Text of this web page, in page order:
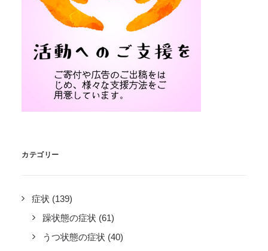
カテゴリー
症状 (139)
躁状態の症状 (61)
うつ状態の症状 (40)